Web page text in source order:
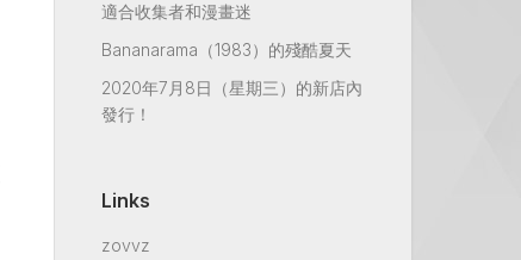
適合收集者和漫畫迷
Bananarama（1983）的殘酷夏天
2020年7月8日（星期三）的新店內
發行！
Links
zovvz